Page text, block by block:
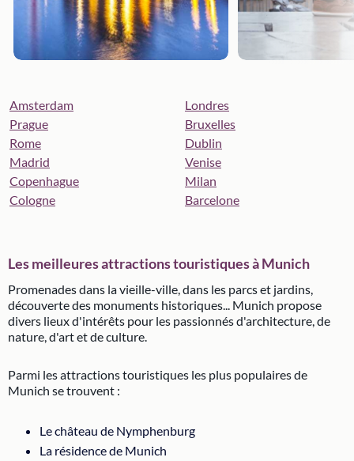
Amsterdam
Prague
Rome
Madrid
Copenhague
Cologne
Londres
Bruxelles
Dublin
Venise
Milan
Barcelone
Les meilleures attractions touristiques à Munich
Promenades dans la vieille-ville, dans les parcs et jardins,
découverte des monuments historiques... Munich propose
divers lieux d'intérêts pour les passionnés d'architecture, de
nature, d'art et de culture.
Parmi les attractions touristiques les plus populaires de
Munich se trouvent :
Le château de Nymphenburg
La résidence de Munich